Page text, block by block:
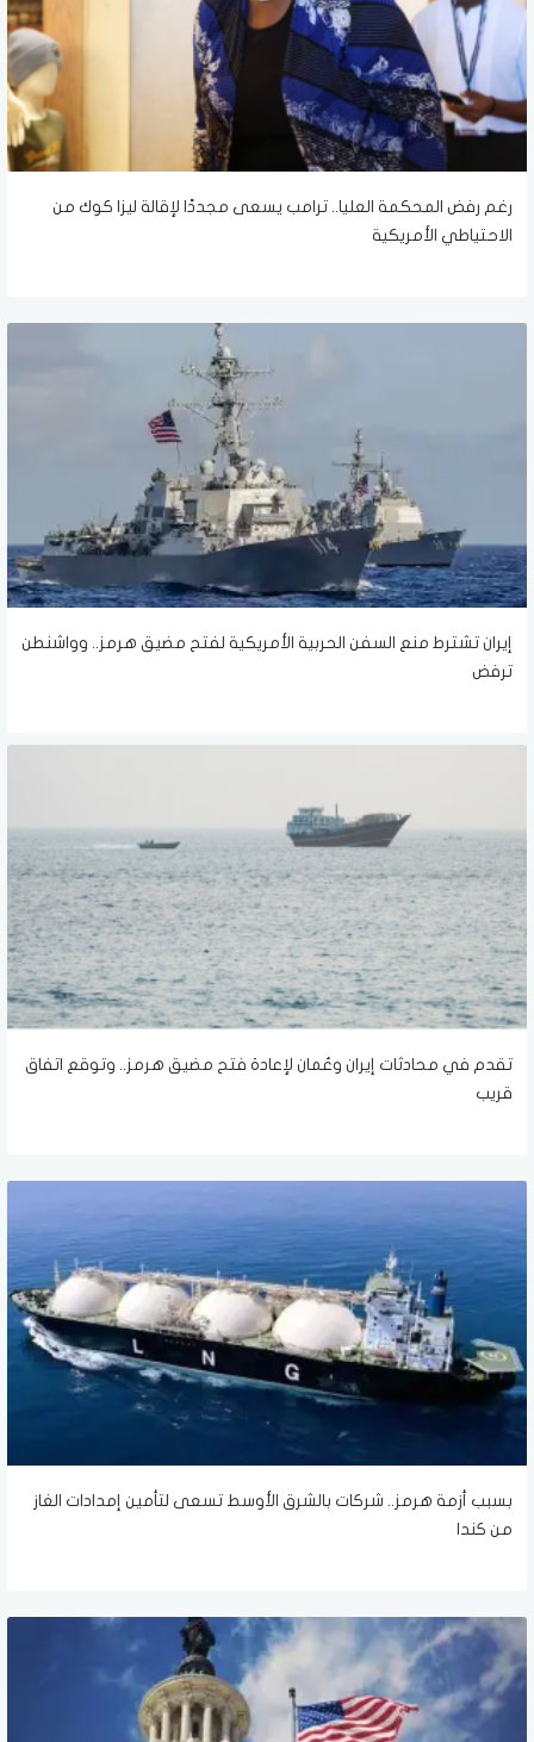
رغم رفض المحكمة العليا.. ترامب يسعى مجددًا لإقالة ليزا كوك من
الاحتياطي الأمريكية
إيران تشترط منع السفن الحربية الأمريكية لفتح مضيق هرمز.. وواشنطن
ترفض
تقدم في محادثات إيران وعُمان لإعادة فتح مضيق هرمز.. وتوقع اتفاق
قريب
بسبب أزمة هرمز.. شركات بالشرق الأوسط تسعى لتأمين إمدادات الغاز
من كندا